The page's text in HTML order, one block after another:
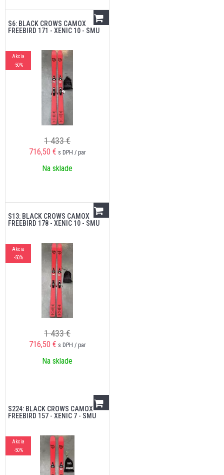
S6: BLACK CROWS CAMOX
FREEBIRD 171 - XENIC 10 - SMU
Akcia
-50%
1 433 €
716,50 € s DPH / par
Na sklade
S13: BLACK CROWS CAMOX
FREEBIRD 178 - XENIC 10 - SMU
Akcia
-50%
1 433 €
716,50 € s DPH / par
Na sklade
S224: BLACK CROWS CAMOX
FREEBIRD 157 - XENIC 7 - SMU
Akcia
-50%